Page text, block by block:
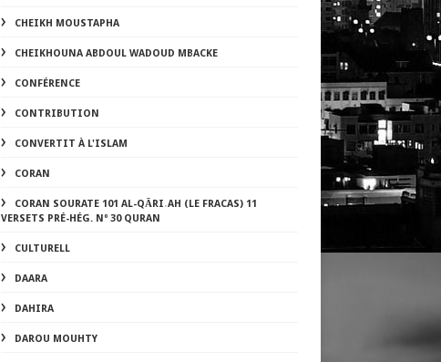
CHEIKH MOUSTAPHA
CHEIKHOUNA ABDOUL WADOUD MBACKE
CONFÉRENCE
CONTRIBUTION
CONVERTIT À L'ISLAM
CORAN
CORAN SOURATE 101 AL-QĀRI˒AH (LE FRACAS) 11
VERSETS PRÉ-HÉG. Nº 30 QURAN
CULTURELL
DAARA
DAHIRA
DAROU MOUHTY